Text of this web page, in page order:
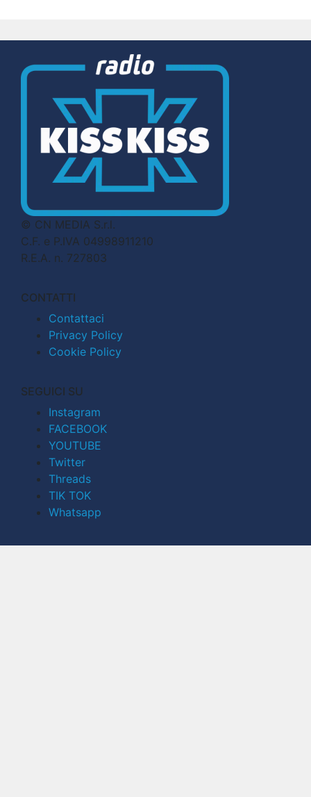
© CN MEDIA S.r.l.
C.F. e P.IVA 04998911210
R.E.A. n. 727803
CONTATTI
Contattaci
Privacy Policy
Cookie Policy
SEGUICI SU
Instagram
FACEBOOK
YOUTUBE
Twitter
Threads
TIK TOK
Whatsapp